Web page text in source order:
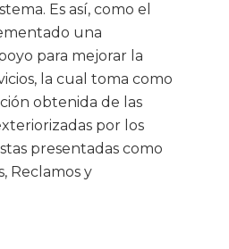
Es así, como el
una
para mejorar la
la cual toma como
obtenida de las
por los
presentadas como
Reclamos y